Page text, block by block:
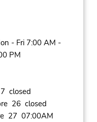
- Fri 7:00 AM -
PM
closed
26 closed
27 07:00AM